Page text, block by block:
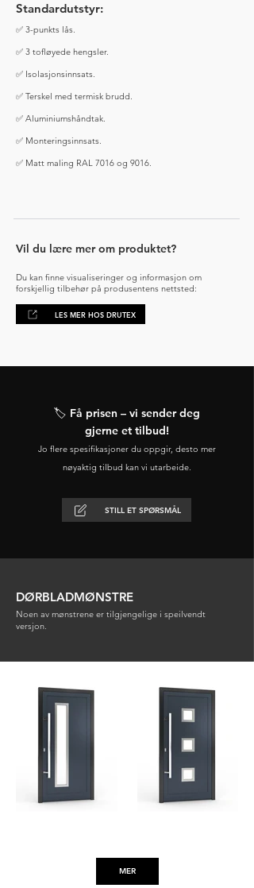
Standardutstyr:
✅ 3-punkts lås.
✅ 3 tofløyede hengsler.
✅ Isolasjonsinnsats.
✅ Terskel med termisk brudd.
✅ Aluminiumshåndtak.
✅ Monteringsinnsats.
✅ Matt maling RAL 7016 og 9016.
Vil du lære mer om produktet?
Du kan finne visualiseringer og informasjon om
forskjellig tilbehør på produsentens nettsted:
LES MER HOS DRUTEX
🏷️ Få prisen – vi sender deg
gjerne et tilbud!
Jo flere spesifikasjoner du oppgir, desto mer
nøyaktig tilbud kan vi utarbeide.
STILL ET SPØRSMÅL
DØRBLADMØNSTRE
Noen av mønstrene er tilgjengelige i speilvendt
versjon.
MER